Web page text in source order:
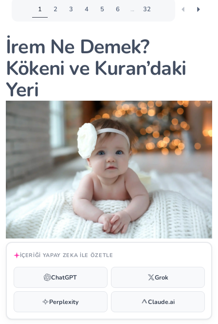
1 2 3 4 5 6 ... 32
İrem Ne Demek?
Kökeni ve Kuran’daki
Yeri
İÇERIĞI YAPAY ZEKA ILE ÖZETLE
ChatGPT Grok
Perplexity Claude.ai